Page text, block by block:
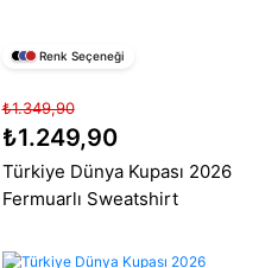
Renk Seçeneği
₺1.349,90
₺1.249,90
Türkiye Dünya Kupası 2026
Fermuarlı Sweatshirt